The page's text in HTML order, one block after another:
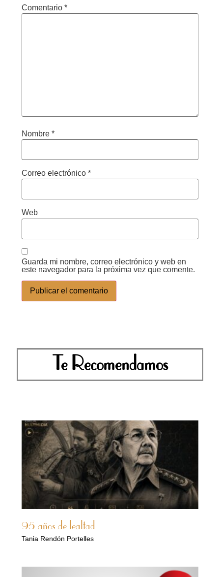
Comentario *
Nombre *
Correo electrónico *
Web
Guarda mi nombre, correo electrónico y web en
este navegador para la próxima vez que comente.
Te Recomendamos
95 años de lealtad
Tania Rendón Portelles